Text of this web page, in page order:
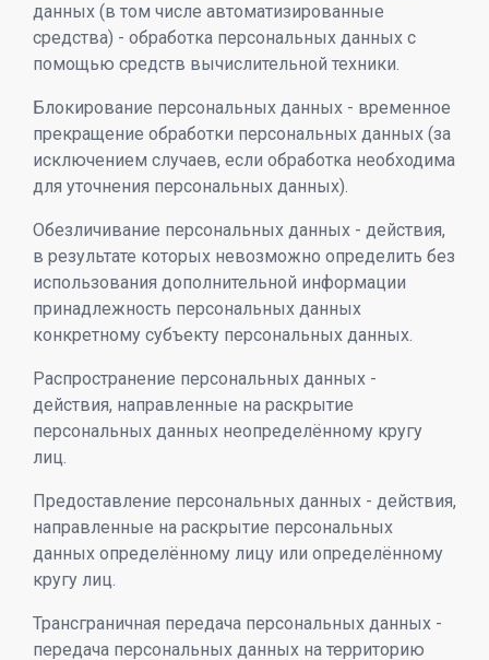
данных (в том числе автоматизированные
средства) - обработка персональных данных с
помощью средств вычислительной техники.
Блокирование персональных данных - временное
прекращение обработки персональных данных (за
исключением случаев, если обработка необходима
для уточнения персональных данных).
Обезличивание персональных данных - действия,
в результате которых невозможно определить без
использования дополнительной информации
принадлежность персональных данных
конкретному субъекту персональных данных.
Распространение персональных данных -
действия, направленные на раскрытие
персональных данных неопределённому кругу
лиц.
Предоставление персональных данных - действия,
направленные на раскрытие персональных
данных определённому лицу или определённому
кругу лиц.
Трансграничная передача персональных данных -
передача персональных данных на территорию